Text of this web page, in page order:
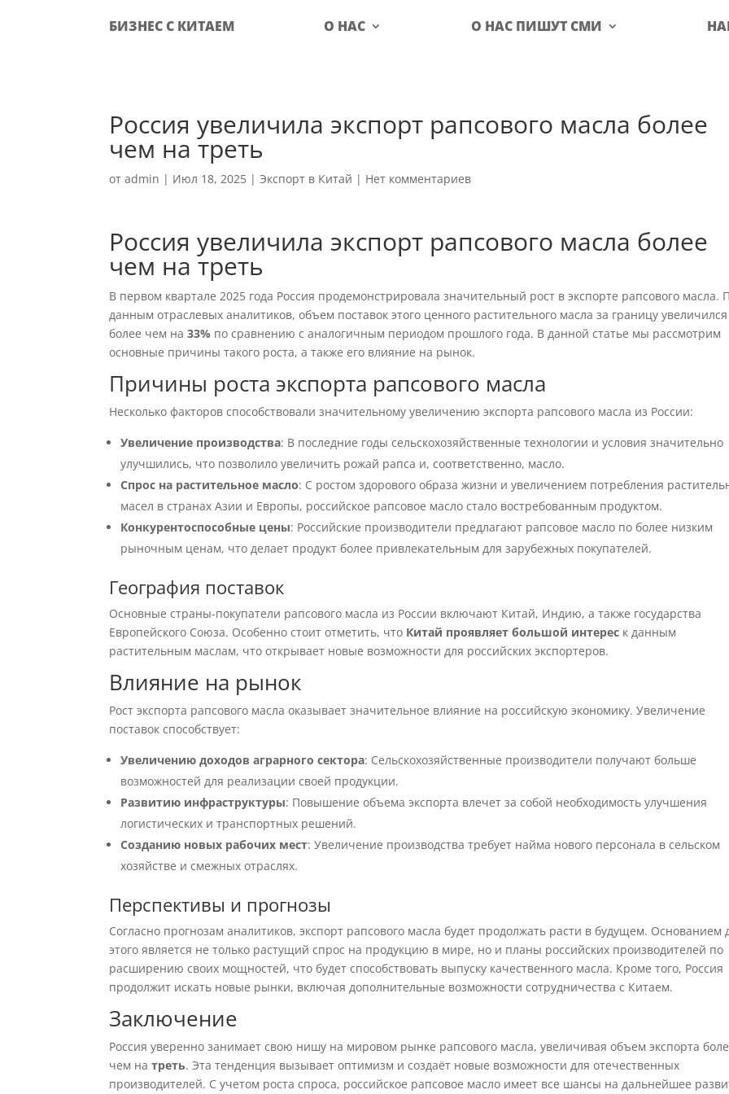
БИЗНЕС С КИТАЕМ О НАС О НАС ПИШУТ СМИ
Россия увеличила экспорт рапсового масла более
чем на треть
отadmin | Июл 18, 2025 |Экспорт в Китай | Нет комментариев
Россия увеличила экспорт рапсового масла более
чем на треть
В первом квартале 2025 года Россия продемонстрировала значительный рост в экспорте рапсового масла.
данным отраслевых аналитиков, объем поставок этого ценного растительного масла за границу увеличился
более чем на33% по сравнению с аналогичным периодом прошлого года. В данной статье мы рассмотрим
основные причины такого роста, а также его влияние на рынок.
Причины роста экспорта рапсового масла
Несколько факторов способствовали значительному увеличению экспорта рапсового масла из России:
Увеличение производства: В последние годы сельскохозяйственные технологии и условия значительно
улучшились, что позволило увеличить рожай рапса и, соответственно, масло.
Спрос на растительное масло: С ростом здорового образа жизни и увеличением потребления
масел в странах Азии и Европы, российское рапсовое масло стало востребованным продуктом.
Конкурентоспособные цены: Российские производители предлагают рапсовое масло по более низким
рыночным ценам, что делает продукт более привлекательным для зарубежных покупателей.
География поставок
Основные страны-покупатели рапсового масла из России включают Китай, Индию, а также государства
Европейского Союза. Особенно стоит отметить, что Китай проявляет большой интерес к данным
растительным маслам, что открывает новые возможности для российских экспортеров.
Влияние на рынок
Рост экспорта рапсового масла оказывает значительное влияние на российскую экономику. Увеличение
поставок способствует:
Увеличению доходов аграрного сектора: Сельскохозяйственные производители получают больше
возможностей для реализации своей продукции.
Развитию инфраструктуры: Повышение объема экспорта влечет за собой необходимость улучшения
логистических и транспортных решений.
Созданию новых рабочих мест: Увеличение производства требует найма нового персонала в сельском
хозяйстве и смежных отраслях.
Перспективы и прогнозы
Согласно прогнозам аналитиков, экспорт рапсового масла будет продолжать расти в будущем. Основанием
этого является не только растущий спрос на продукцию в мире, но и планы российских производителей по
расширению своих мощностей, что будет способствовать выпуску качественного масла. Кроме того, Россия
продолжит искать новые рынки, включая дополнительные возможности сотрудничества с Китаем.
Заключение
Россия уверенно занимает свою нишу на мировом рынке рапсового масла, увеличивая объем экспорта
чем натреть. Эта тенденция вызывает оптимизм и создаёт новые возможности для отечественных
производителей. С учетом роста спроса, российское рапсовое масло имеет все шансы на дальнейшее